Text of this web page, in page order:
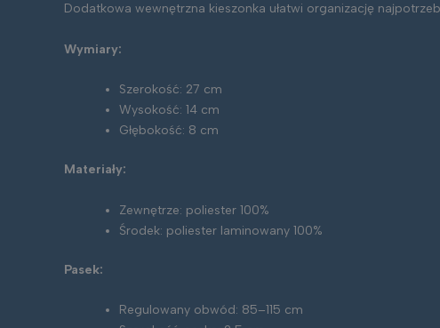
Dodatkowa wewnętrzna kieszonka ułatwi organizację
Wymiary:
Szerokość: 27 cm
Wysokość: 14 cm
Głębokość: 8 cm
Materiały:
Zewnętrze: poliester 100%
Środek: poliester laminowany 100%
Pasek:
Regulowany obwód: 85–115 cm